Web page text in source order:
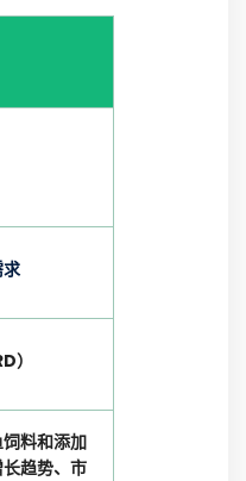
）
料和添加
趋势、市